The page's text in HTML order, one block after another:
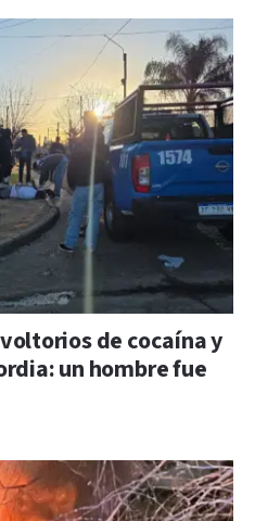
de cocaína y
un hombre fue